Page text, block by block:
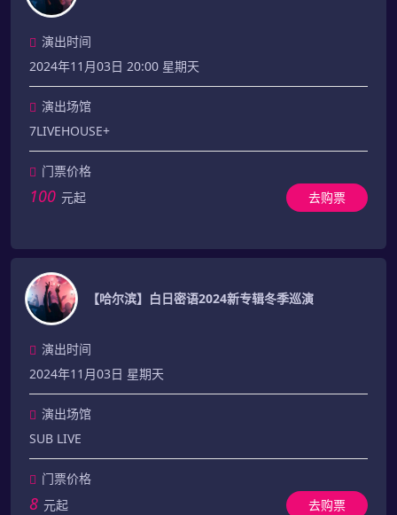
演出时间
2024年11月03日 20:00 星期天
演出场馆
7LIVEHOUSE+
门票价格
100 元起 去购票
【哈尔滨】白日密语2024新专辑冬季巡演
演出时间
2024年11月03日 星期天
演出场馆
SUB LIVE
门票价格
8 元起 去购票